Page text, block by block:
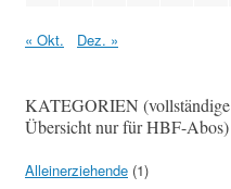
« Okt. Dez. »
KATEGORIEN (vollständige
Übersicht nur für HBF-Abos)
Alleinerziehende (1)